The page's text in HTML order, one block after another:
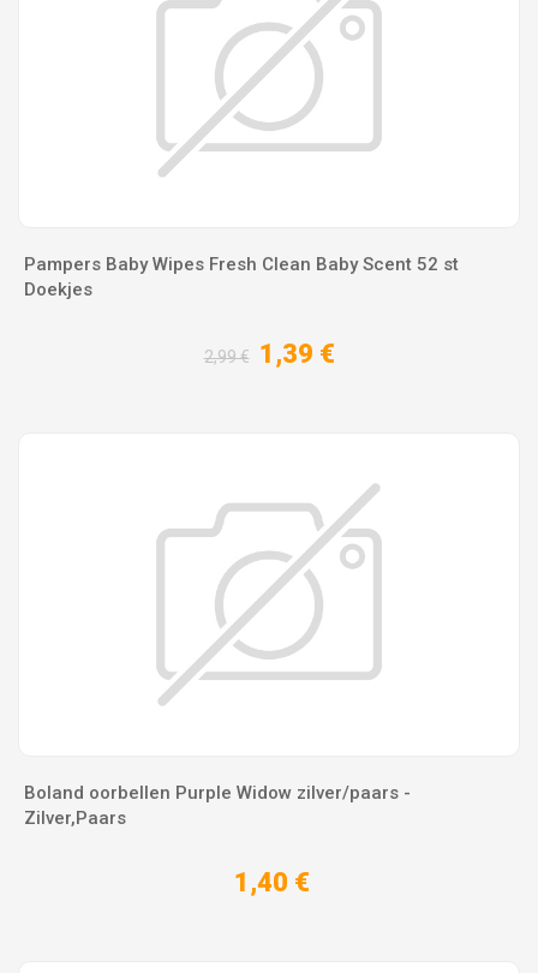
Pampers Baby Wipes Fresh Clean Baby Scent 52 st
Doekjes
2,99 € 1,39 €
Boland oorbellen Purple Widow zilver/paars -
Zilver,Paars
1,40 €